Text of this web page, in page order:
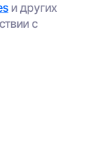
и других
с